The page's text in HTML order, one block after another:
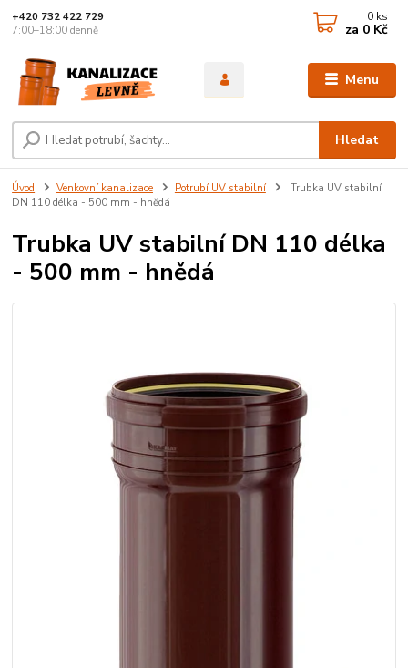
Menu
Hledat
+420 732 422 729
7:00–18:00 denně
0 ks
za 0 Kč
Úvod Venkovní kanalizace Potrubí UV stabilní
Trubka UV stabilní
DN 110 délka - 500 mm - hnědá
Trubka UV stabilní DN 110 délka
- 500 mm - hnědá